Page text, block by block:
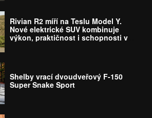
Rivian R2 míří na Teslu Model Y.
Nové elektrické SUV kombinuje
výkon, praktičnost i schopnosti v
Shelby vrací dvoudveřový F-150
Super Snake Sport